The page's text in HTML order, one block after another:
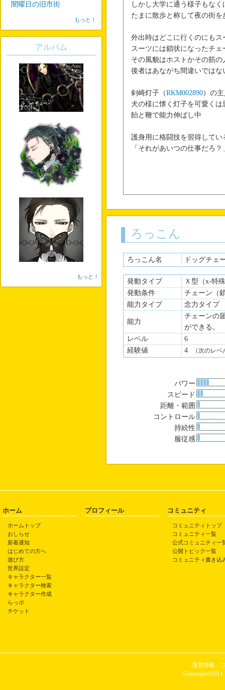
しかし大学に通う様子もな
たまに散歩と称して夜の街
外出時はどこに行くのにもス
スーツには鎖状になったチ
その風貌はホストかその筋の
後者はあながち間違いでは
剣崎灯子（RKM002890）の
犬の様に懐く灯子を可愛く
飴と鞭で能力伸ばし中
護身用に格闘技を習得して
「それがあいつの仕事だろ？
ろっこん
ろっこん名 ドッグチェ
発動タイプ
Ｘ型（x-特
発動条件
チェーン（
能力タイプ
念力タイプ
能力
チェーンの
ができる。
レベル
6
経験値
4 （次のレ
パワー
スピード
距離・範囲
コントロール
持続性
服従感
闇曜日の旧市街
もっと！
アルバム
もっと！
ホーム
ホームトップ
おしらせ
新着通知
はじめての方へ
遊び方
世界設定
キャラクター一覧
キャラクター検索
キャラクター作成
らっポ
チケット
プロフィール コミュニティ
コミュニティトップ
コミュニティ一覧
公式コミュニティ一
公開トピック一覧
コミュニティ書き込
運営情報
Copyright©2011